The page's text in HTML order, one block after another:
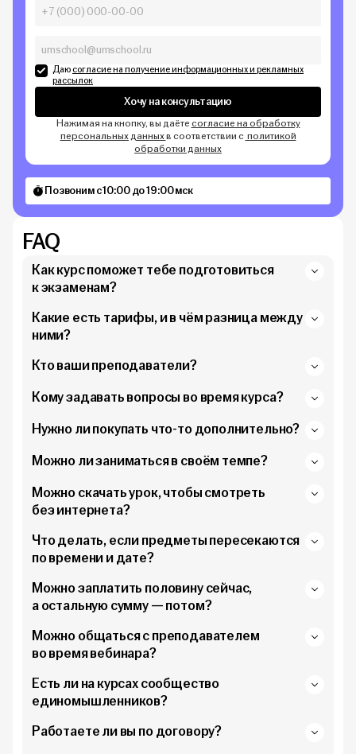
Даюсогласие на получение информационных и рекламных
рассылок
Хочу на консультацию
Нажимая на кнопку, вы даётесогласие на обработку
персональных данныхв соответствии с политикой
обработки данных
Позвоним с 10:00 до 19:00 мск
FAQ
Как курс поможет тебе подготовиться
к экзаменам?
Какие есть тарифы, и в чём разница между
ними?
Кто ваши преподаватели?
Кому задавать вопросы во время курса?
Нужно ли покупать что-то дополнительно?
Можно ли заниматься в своём темпе?
Можно скачать урок, чтобы смотреть
без интернета?
Что делать, если предметы пересекаются
по времени и дате?
Можно заплатить половину сейчас,
а остальную сумму — потом?
Можно общаться с преподавателем
во время вебинара?
Есть ли на курсах сообщество
единомышленников?
Работаете ли вы по договору?